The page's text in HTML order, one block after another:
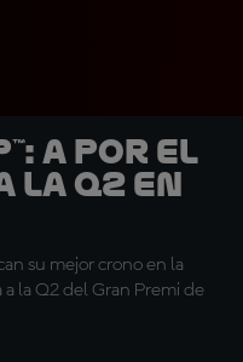
A por el
la Q2 en
su mejor crono en la
a la Q2 del Gran Premi de